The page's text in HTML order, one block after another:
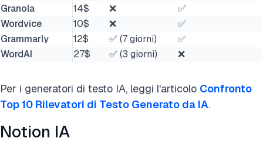
Granola
14$ ❌
✅
Wordvice
10$ ❌
✅
Grammarly
12$ ✅ (7 giorni)
✅
WordAI
27$ ✅ (3 giorni) ❌
Per i generatori di testo IA, leggi l'articolo Confronto
Top 10 Rilevatori di Testo Generato da IA.
Notion IA